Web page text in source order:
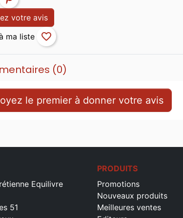
votre avis
favorite_border
(0)
le premier à donner votre avis
Equilivre
51
PRODUITS
Promotions
Nouveaux produits
Meilleures ventes